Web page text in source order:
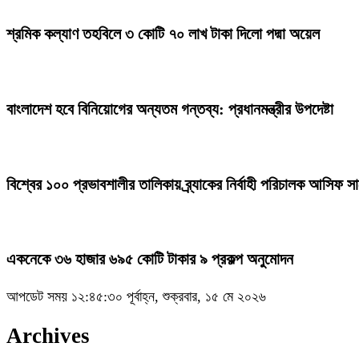
শ্রমিক কল্যাণ তহবিলে ৩ কোটি ৭০ লাখ টাকা দিলো পদ্মা অয়েল
বাংলাদেশ হবে বিনিয়োগের অন্যতম গন্তব্য: প্রধানমন্ত্রীর উপদেষ্টা
বিশ্বের ১০০ প্রভাবশালীর তালিকায় ব্র্যাকের নির্বাহী পরিচালক আসিফ
একনেকে ৩৬ হাজার ৬৯৫ কোটি টাকার ৯ প্রকল্প অনুমোদন
আপডেট সময় ১২:৪৫:৩০ পূর্বাহ্ন, শুক্রবার, ১৫ মে ২০২৬
Archives